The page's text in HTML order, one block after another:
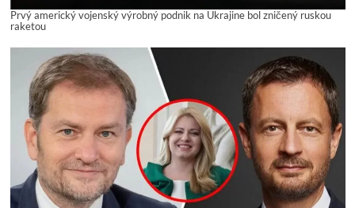
Prvý americký vojenský výrobný podnik na Ukrajine bol zničený ruskou
raketou